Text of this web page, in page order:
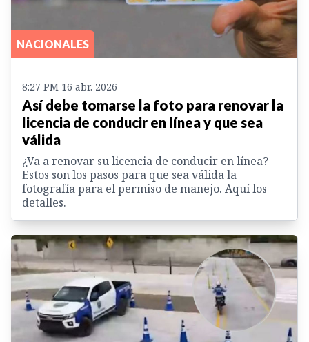
NACIONALES
8:27 PM 16 abr. 2026
Así debe tomarse la foto para renovar la
licencia de conducir en línea y que sea
válida
¿Va a renovar su licencia de conducir en línea?
Estos son los pasos para que sea válida la
fotografía para el permiso de manejo. Aquí los
detalles.